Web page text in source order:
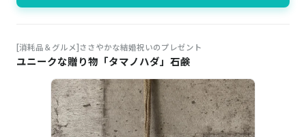
[消耗品＆グルメ]ささやかな結婚祝いのプレゼント
ユニークな贈り物「タマノハダ」石鹸